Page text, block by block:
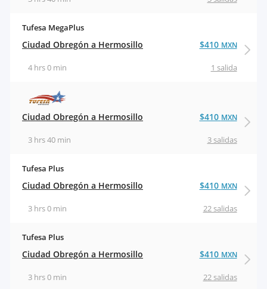
Tufesa MegaPlus
Ciudad Obregón a Hermosillo
1 salida
4 hrs 0 min
$410 MXN
Ciudad Obregón a Hermosillo
3 salidas
3 hrs 40 min
$410 MXN
Tufesa Plus
Ciudad Obregón a Hermosillo
22 salidas
3 hrs 0 min
$410 MXN
Tufesa Plus
Ciudad Obregón a Hermosillo
22 salidas
3 hrs 0 min
$410 MXN